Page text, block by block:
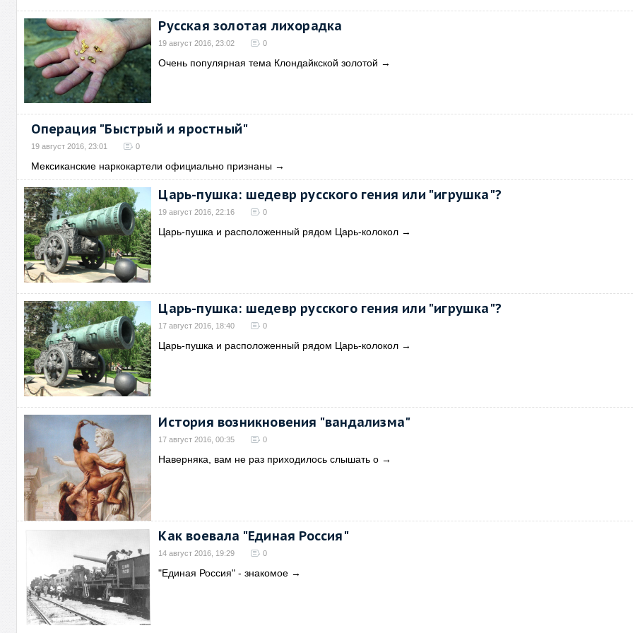
Русская золотая лихорадка
19 август 2016, 23:02 0
Очень популярная тема Клондайкской золотой →
Операция "Быстрый и яростный"
19 август 2016, 23:01 0
Мексиканские наркокартели официально признаны →
Царь-пушка: шедевр русского гения или "игрушка"?
19 август 2016, 22:16 0
Царь-пушка и расположенный рядом Царь-колокол →
Царь-пушка: шедевр русского гения или "игрушка"?
17 август 2016, 18:40 0
Царь-пушка и расположенный рядом Царь-колокол →
История возникновения "вандализма"
17 август 2016, 00:35 0
Наверняка, вам не раз приходилось слышать о →
Как воевала "Единая Россия"
14 август 2016, 19:29 0
"Единая Россия" - знакомое →